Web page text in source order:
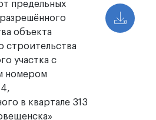
предельных
объекта
строительства
участка с
номером
в квартале 313